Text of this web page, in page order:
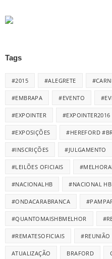
Tags
#2015 #ALEGRETE
#EMBRAPA #EVENTO
#EXPOINTER #EXPOINTER2016
#EXPOSIÇÕES #HEREFORD
#INSCRIÇÕES #JULGAMENTO
#LEILÕES OFICIAIS
#NACIONALHB #NACIONAL HB
#ONDACARABRANCA
#QUANTOMAISHBMELHOR
#REMATESOFICIAIS #REUNIÃO
ATUALIZAÇÃO BRAFORD